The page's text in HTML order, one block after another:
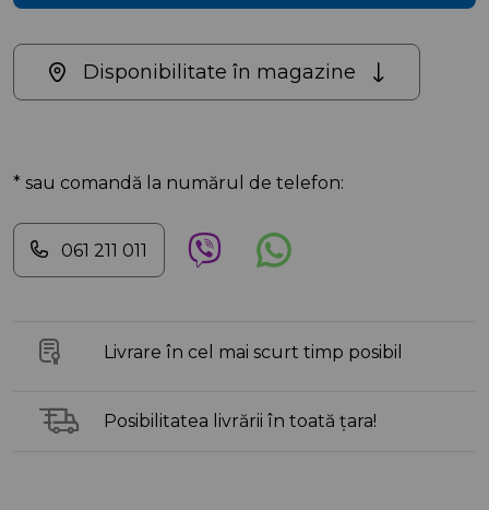
Disponibilitate în magazine
* sau comandă la numărul de telefon:
061 211 011
Livrare în cel mai scurt timp posibil
Posibilitatea livrării în toată țara!